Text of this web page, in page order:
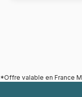
*Offre valable en France